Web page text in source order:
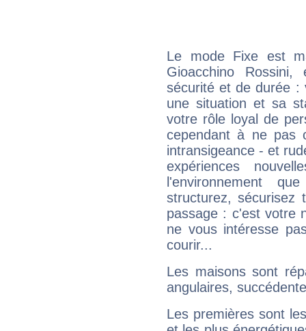
Le mode Fixe est
Gioacchino
sécurité et de durée :
une situation et sa
votre rôle loyal de
cependant à ne pas
intransigeance - et
expériences
l'environnement
structurez, sécurisez
passage : c'est votre
ne vous intéresse
courir...
Les maisons sont
angulaires,
Les premières sont